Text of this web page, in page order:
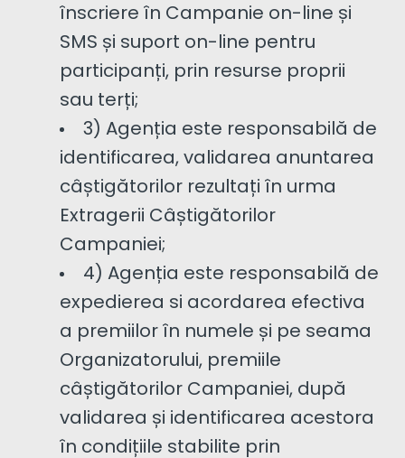
înscriere în Campanie on-line și
SMS și suport on-line pentru
participanți, prin resurse proprii
sau terți;
3) Agenția este responsabilă de
identificarea, validarea anuntarea
câștigătorilor rezultați în urma
Extragerii Câștigătorilor
Campaniei;
4) Agenția este responsabilă de
expedierea si acordarea efectiva
a premiilor în numele și pe seama
Organizatorului, premiile
câștigătorilor Campaniei, după
validarea și identificarea acestora
în condițiile stabilite prin